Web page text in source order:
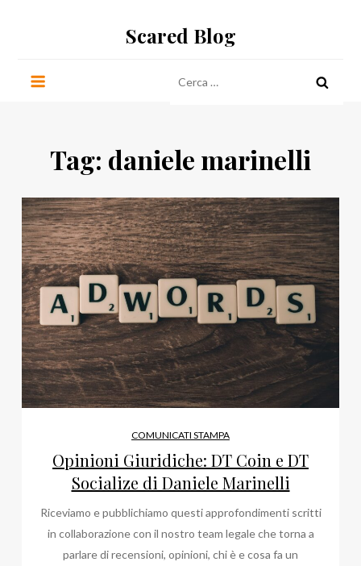
Scared Blog
per:
Tag: daniele marinelli
COMUNICATI STAMPA
Opinioni Giuridiche: DT Coin e DT
Socialize di Daniele Marinelli
Riceviamo e pubblichiamo questi approfondimenti scritti
in collaborazione con il nostro team legale che torna a
parlare di recensioni, opinioni, chi è e cosa fa un